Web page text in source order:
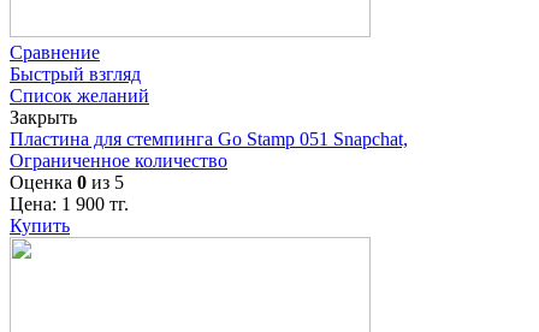
Сравнение
Быстрый взгляд
Список желаний
Закрыть
Пластина для стемпинга Go Stamp 051 Snapchat,
Ограниченное количество
Оценка 0 из 5
Цена: 1 900 тг.
Купить